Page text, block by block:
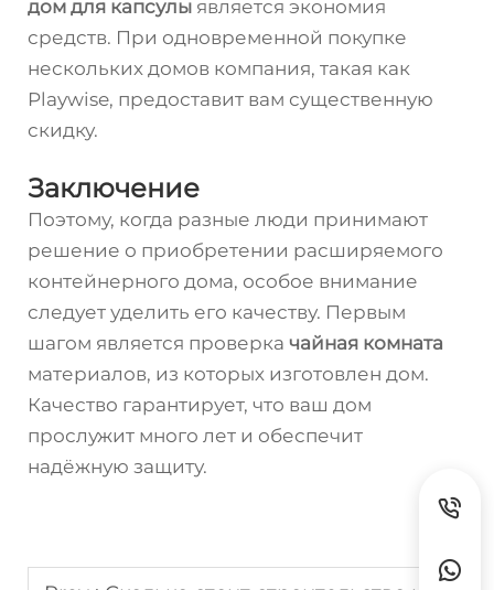
дом для капсулы является экономия
средств. При одновременной покупке
нескольких домов компания, такая как
Playwise, предоставит вам существенную
скидку.
Заключение
Поэтому, когда разные люди принимают
решение о приобретении расширяемого
контейнерного дома, особое внимание
следует уделить его качеству. Первым
шагом является проверка чайная комната
материалов, из которых изготовлен дом.
Качество гарантирует, что ваш дом
прослужит много лет и обеспечит
надёжную защиту.